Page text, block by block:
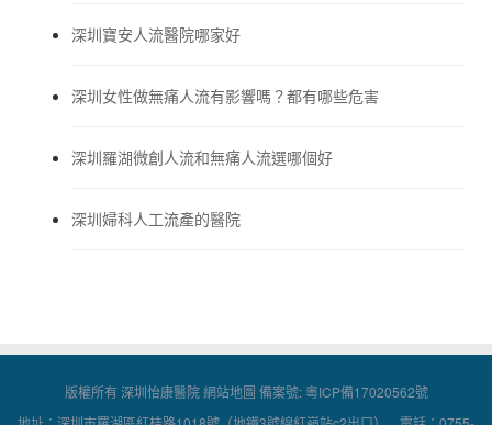
深圳寶安人流醫院哪家好
深圳女性做無痛人流有影響嗎？都有哪些危害
深圳羅湖微創人流和無痛人流選哪個好
深圳婦科人工流產的醫院
版權所有 深圳怡康醫院網站地圖 備案號:粵ICP備17020562號